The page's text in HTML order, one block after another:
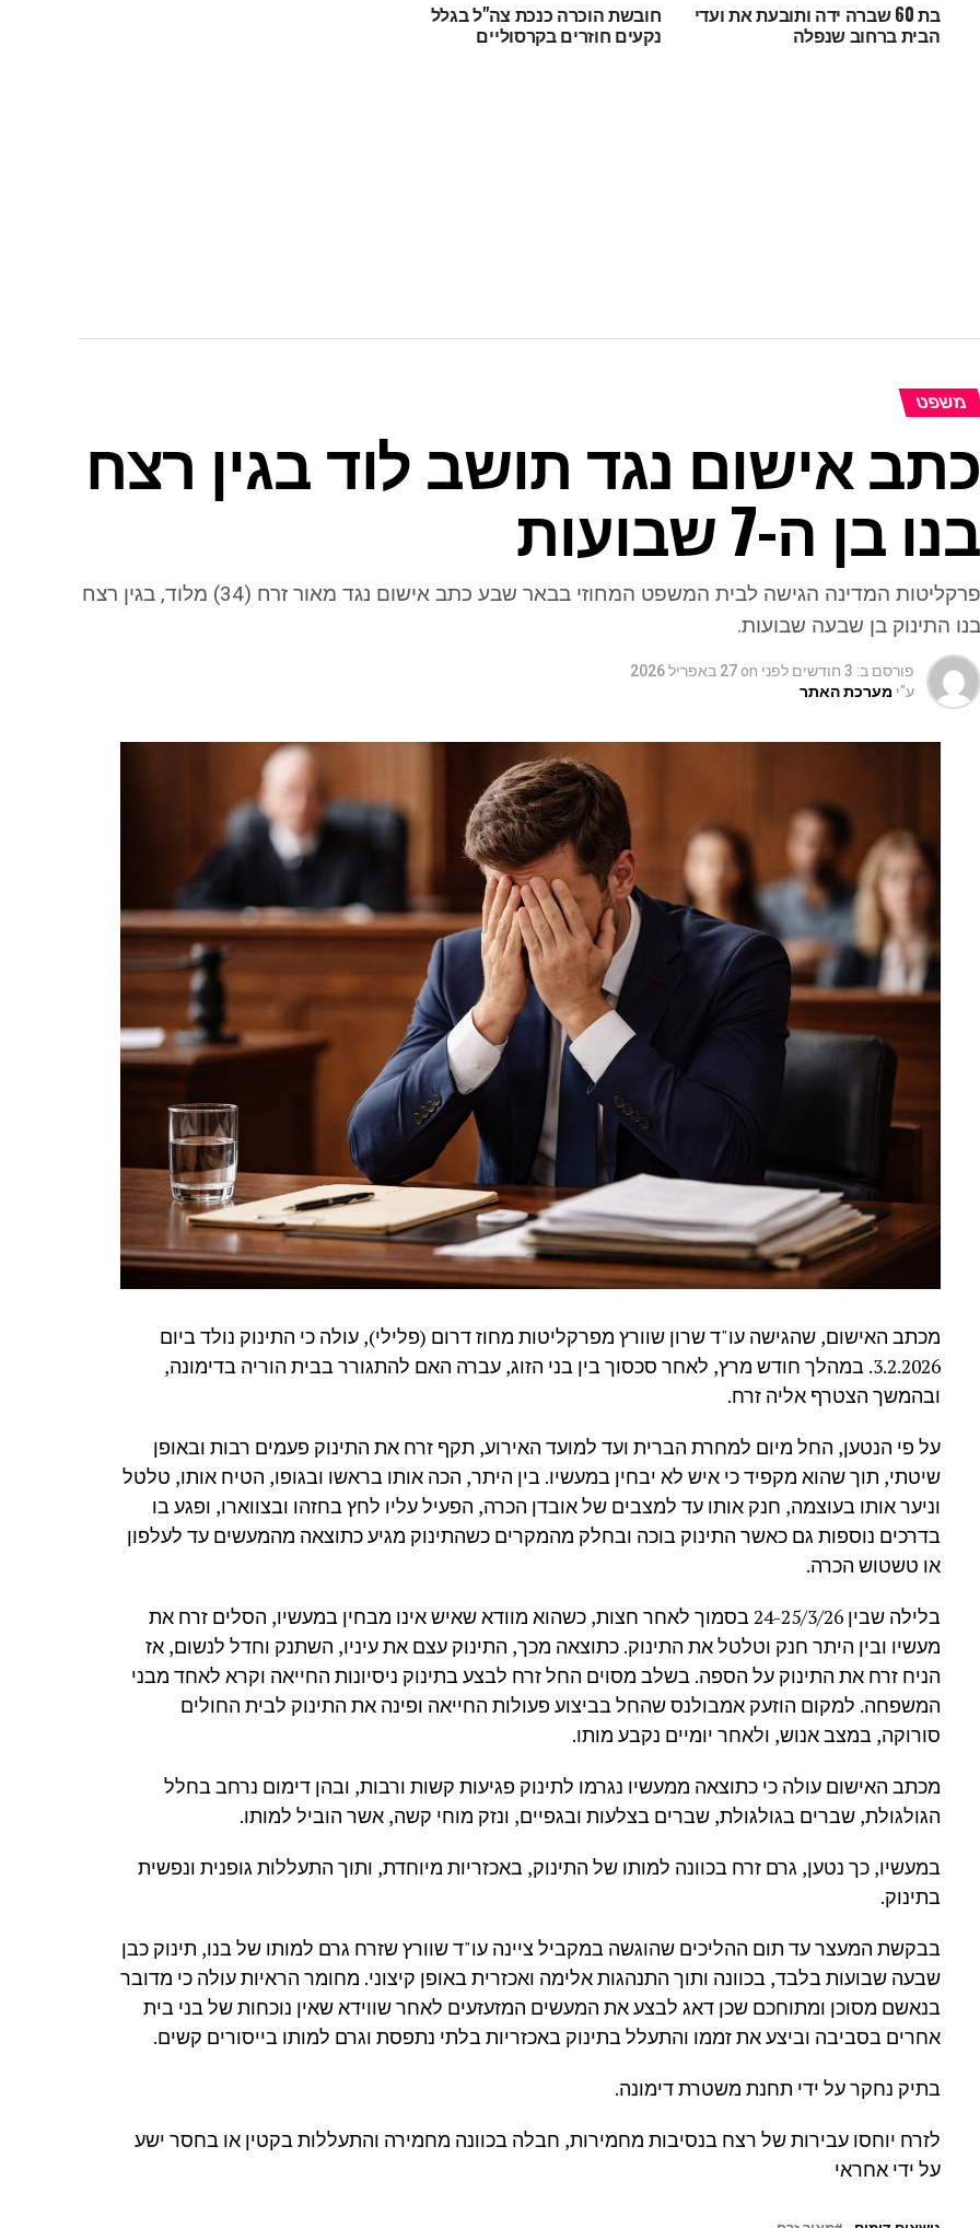
בת 60 שברה ידה ותובעת את ועדי
הבית ברחוב שנפלה
חובשת הוכרה כנכת צה"ל בגלל
נקעים חוזרים בקרסוליים
משפט
כתב אישום נגד תושב לוד בגין רצח
בנו בן ה-7 שבועות
פרקליטות המדינה הגישה לבית המשפט המחוזי בבאר שבע כתב אישום נגד מאור זרח (34) מלוד, בגין רצח
בנו התינוק בן שבעה שבועות.
פורסם ב: 3 חודשים לפני on 27 באפריל 2026
ע"י מערכת האתר
מכתב האישום, שהגישה עו"ד שרון שוורץ מפרקליטות מחוז דרום (פלילי), עולה כי התינוק נולד ביום
3.2.2026. במהלך חודש מרץ, לאחר סכסוך בין בני הזוג, עברה האם להתגורר בבית הוריה בדימונה,
ובהמשך הצטרף אליה זרח.
על פי הנטען, החל מיום למחרת הברית ועד למועד האירוע, תקף זרח את התינוק פעמים רבות ובאופן
שיטתי, תוך שהוא מקפיד כי איש לא יבחין במעשיו. בין היתר, הכה אותו בראשו ובגופו, הטיח אותו, טלטל
וניער אותו בעוצמה, חנק אותו עד למצבים של אובדן הכרה, הפעיל עליו לחץ בחזהו ובצווארו, ופגע בו
בדרכים נוספות גם כאשר התינוק בוכה ובחלק מהמקרים כשהתינוק מגיע כתוצאה מהמעשים עד לעלפון
או טשטוש הכרה.
בלילה שבין 24-25/3/26 בסמוך לאחר חצות, כשהוא מוודא שאיש אינו מבחין במעשיו, הסלים זרח את
מעשיו ובין היתר חנק וטלטל את התינוק. כתוצאה מכך, התינוק עצם את עיניו, השתנק וחדל לנשום, אז
הניח זרח את התינוק על הספה. בשלב מסוים החל זרח לבצע בתינוק ניסיונות החייאה וקרא לאחד מבני
המשפחה. למקום הוזעק אמבולנס שהחל בביצוע פעולות החייאה ופינה את התינוק לבית החולים
סורוקה, במצב אנוש, ולאחר יומיים נקבע מותו.
מכתב האישום עולה כי כתוצאה ממעשיו נגרמו לתינוק פגיעות קשות ורבות, ובהן דימום נרחב בחלל
הגולגולת, שברים בגולגולת, שברים בצלעות ובגפיים, ונזק מוחי קשה, אשר הוביל למותו.
במעשיו, כך נטען, גרם זרח בכוונה למותו של התינוק, באכזריות מיוחדת, ותוך התעללות גופנית ונפשית
בתינוק.
בבקשת המעצר עד תום ההליכים שהוגשה במקביל ציינה עו"ד שוורץ שזרח גרם למותו של בנו, תינוק כבן
שבעה שבועות בלבד, בכוונה ותוך התנהגות אלימה ואכזרית באופן קיצוני. מחומר הראיות עולה כי מדובר
בנאשם מסוכן ומתוחכם שכן דאג לבצע את המעשים המזעזעים לאחר שווידא שאין נוכחות של בני בית
אחרים בסביבה וביצע את זממו והתעלל בתינוק באכזריות בלתי נתפסת וגרם למותו בייסורים קשים.
בתיק נחקר על ידי תחנת משטרת דימונה.
לזרח יוחסו עבירות של רצח בנסיבות מחמירות, חבלה בכוונה מחמירה והתעללות בקטין או בחסר ישע
על ידי אחראי